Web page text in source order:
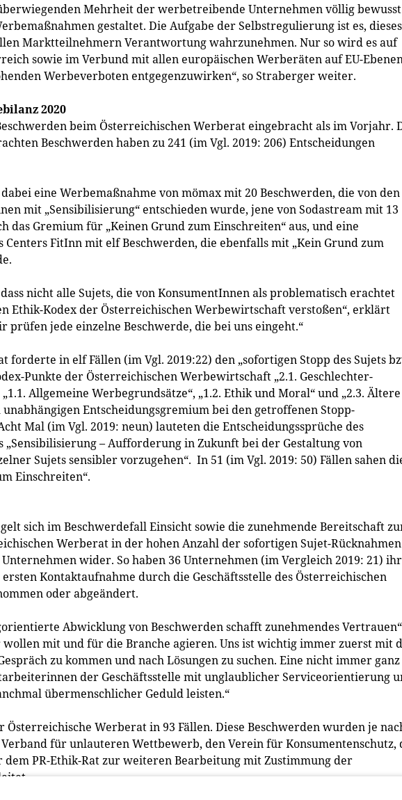
Mehrheit der werbetreibende Unternehmen völlig bewusst
gestaltet. Die Aufgabe der Selbstregulierung ist es, dieses
Marktteilnehmern Verantwortung wahrzunehmen. Nur so wird es auf
sowie im Verbund mit allen europäischen Werberäten auf EU-
Werbeverboten entgegenzuwirken“, so Straberger weiter.
2020
beim Österreichischen Werberat eingebracht als im Vorjahr.
Beschwerden haben zu 241 (im Vgl. 2019: 206) Entscheidungen
eine Werbemaßnahme von mömax mit 20 Beschwerden, die von den
mit „Sensibilisierung“ entschieden wurde, jene von Sodastream mit 13
das Gremium für „Keinen Grund zum Einschreiten“ aus, und eine
Centers FitInn mit elf Beschwerden, die ebenfalls mit „Kein Grund zum
nicht alle Sujets, die von KonsumentInnen als problematisch erachtet
Ethik-Kodex der Österreichischen Werbewirtschaft verstoßen“, erklärt
prüfen jede einzelne Beschwerde, die bei uns eingeht.“
forderte in elf Fällen (im Vgl. 2019:22) den „sofortigen Stopp des Sujets
Punkte der Österreichischen Werbewirtschaft „2.1. Geschlechter-
Allgemeine Werbegrundsätze“, „1.2. Ethik und Moral“ und „2.3. Ältere
Entscheidungsgremium bei den getroffenen Stopp-
Mal (im Vgl. 2019: neun) lauteten die Entscheidungssprüche des
„Sensibilisierung – Aufforderung in Zukunft bei der Gestaltung von
Sujets sensibler vorzugehen“. In 51 (im Vgl. 2019: 50) Fällen sahen
Einschreiten“.
sich im Beschwerdefall Einsicht sowie die zunehmende Bereitschaft
Werberat in der hohen Anzahl der sofortigen Sujet-Rücknahmen
wider. So haben 36 Unternehmen (im Vergleich 2019: 21)
Kontaktaufnahme durch die Geschäftsstelle des Österreichischen
oder abgeändert.
Abwicklung von Beschwerden schafft zunehmendes
mit und für die Branche agieren. Uns ist wichtig immer zuerst mit
zu kommen und nach Lösungen zu suchen. Eine nicht immer ganz
der Geschäftsstelle mit unglaublicher Serviceorientierung
übermenschlicher Geduld leisten.“
Österreichische Werberat in 93 Fällen. Diese Beschwerden wurden je
für unlauteren Wettbewerb, den Verein für Konsumentenschutz,
PR-Ethik-Rat zur weiteren Bearbeitung mit Zustimmung der